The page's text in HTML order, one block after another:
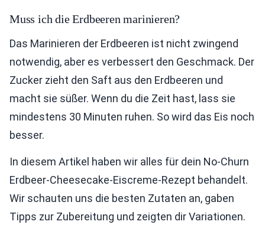
Muss ich die Erdbeeren marinieren?
Das Marinieren der Erdbeeren ist nicht zwingend
notwendig, aber es verbessert den Geschmack. Der
Zucker zieht den Saft aus den Erdbeeren und
macht sie süßer. Wenn du die Zeit hast, lass sie
mindestens 30 Minuten ruhen. So wird das Eis noch
besser.
In diesem Artikel haben wir alles für dein No-Churn
Erdbeer-Cheesecake-Eiscreme-Rezept behandelt.
Wir schauten uns die besten Zutaten an, gaben
Tipps zur Zubereitung und zeigten dir Variationen.